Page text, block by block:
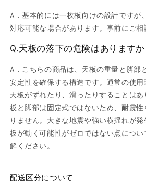
A．基本的には一枚板向けの設計ですが
対応可能な場合があります。事前にご相
Q.天板の落下の危険はありますか
A．こちらの商品は、天板の重量と脚部
安定性を確保する構造です。通常の使
天板がずれたり、滑ったりすることは
板と脚部は固定式ではないため、耐震
りません。大きな地震や強い横揺れが
板が動く可能性がゼロではない点につ
解ください。
配送区分について